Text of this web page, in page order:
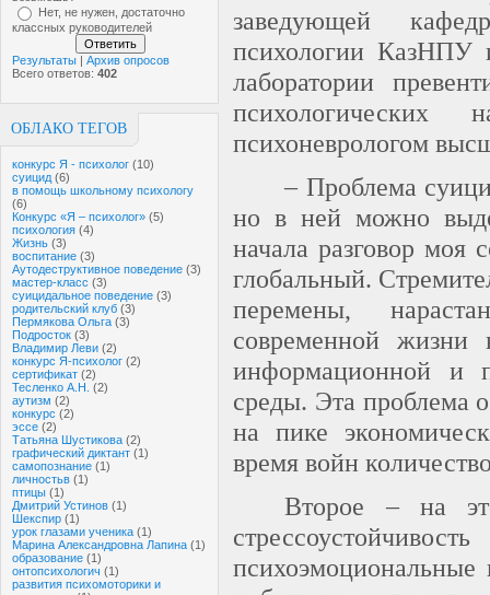
Нет, не нужен, достаточно
классных руководителей
Результаты | Архив опросов
Всего ответов: 402
ОБЛАКО ТЕГОВ
конкурс Я - психолог (10)
суицид (6)
в помощь школьному психологу
(6)
Конкурс «Я – психолог» (5)
психология (4)
Жизнь (3)
воспитание (3)
Аутодеструктивное поведение (3)
мастер-класс (3)
суицидальное поведение (3)
родительский клуб (3)
Пермякова Ольга (3)
Подросток (3)
Владимир Леви (2)
конкурс Я-психолог (2)
сертификат (2)
Тесленко А.Н. (2)
аутизм (2)
конкурс (2)
эссе (2)
Татьяна Шустикова (2)
графический диктант (1)
самопознание (1)
личностьв (1)
птицы (1)
Дмитрий Устинов (1)
Шекспир (1)
урок глазами ученика (1)
Марина Александровна Лапина (1)
образование (1)
онтопсихологич (1)
развития психомоторики и
заведующей
психологии КазНПУ
лаборатории
психологических
психоневрологом
– Проблема
но в ней можно
начала разговор
глобальный.
перемены,
современной
информационной и
среды. Эта проблема
на пике
время войн
Второе – на
психоэмоциональные